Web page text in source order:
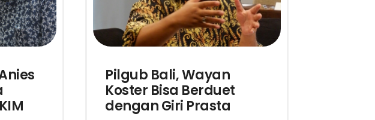
Pilgub Bali, Wayan
Koster Bisa Berduet
dengan Giri Prasta